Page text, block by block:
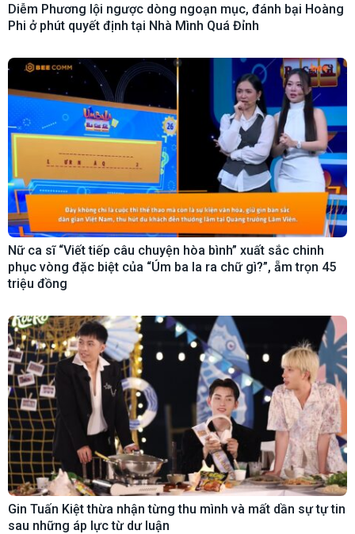
Diễm Phương lội ngược dòng ngoạn mục, đánh bại Hoàng
Phi ở phút quyết định tại Nhà Mình Quá Đỉnh
Nữ ca sĩ “Viết tiếp câu chuyện hòa bình” xuất sắc chinh
phục vòng đặc biệt của “Úm ba la ra chữ gì?”, ẵm trọn 45
triệu đồng
Gin Tuấn Kiệt thừa nhận từng thu mình và mất dần sự tự tin
sau những áp lực từ dư luận